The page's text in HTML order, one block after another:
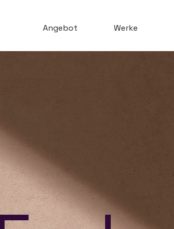
Angebot Werke